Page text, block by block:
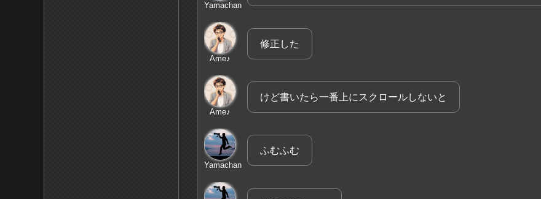
Yamachan
Ame♪
修正した
Ame♪
けど書いたら一番上にスクロールしないと
Yamachan
ふむふむ